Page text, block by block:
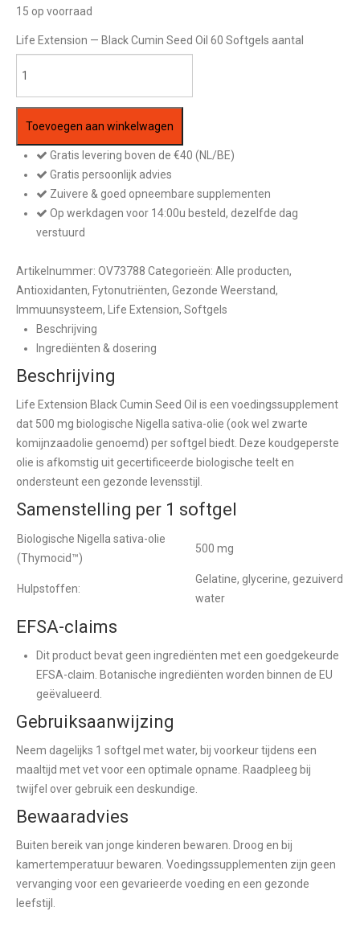
15 op voorraad
Life Extension — Black Cumin Seed Oil 60 Softgels aantal
Toevoegen aan winkelwagen
Gratis levering boven de €40 (NL/BE)
Gratis persoonlijk advies
Zuivere & goed opneembare supplementen
Op werkdagen voor 14:00u besteld, dezelfde dag
verstuurd
Artikelnummer: OV73788 Categorieën: Alle producten,
Antioxidanten, Fytonutriënten, Gezonde Weerstand,
Immuunsysteem, Life Extension, Softgels
Beschrijving
Ingrediënten & dosering
Beschrijving
Life Extension Black Cumin Seed Oil is een voedingssupplement
dat 500 mg biologische Nigella sativa-olie (ook wel zwarte
komijnzaadolie genoemd) per softgel biedt. Deze koudgeperste
olie is afkomstig uit gecertificeerde biologische teelt en
ondersteunt een gezonde levensstijl.
Samenstelling per 1 softgel
Biologische Nigella sativa-olie
(Thymocid™)
500 mg
Hulpstoffen:
Gelatine, glycerine, gezuiverd
water
EFSA-claims
Dit product bevat geen ingrediënten met een goedgekeurde
EFSA-claim. Botanische ingrediënten worden binnen de EU
geëvalueerd.
Gebruiksaanwijzing
Neem dagelijks 1 softgel met water, bij voorkeur tijdens een
maaltijd met vet voor een optimale opname. Raadpleeg bij
twijfel over gebruik een deskundige.
Bewaaradvies
Buiten bereik van jonge kinderen bewaren. Droog en bij
kamertemperatuur bewaren. Voedingssupplementen zijn geen
vervanging voor een gevarieerde voeding en een gezonde
leefstijl.